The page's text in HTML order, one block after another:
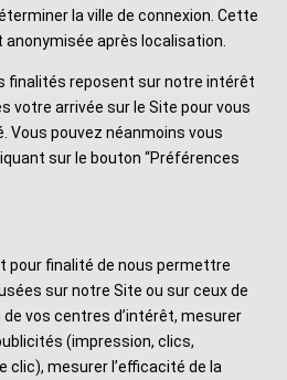
la ville de connexion. Cette
après localisation.
finalités reposent sur notre intérêt
votre arrivée sur le Site pour vous
Vous pouvez néanmoins vous
sur le bouton “Préférences
pour finalité de nous permettre
sur notre Site ou sur ceux de
vos centres d’intérêt, mesurer
(impression, clics,
mesurer l’efficacité de la